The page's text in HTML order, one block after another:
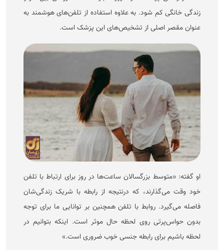
زندگی خانگی کم شود. به علاوه استفاده از تلفن‌های هوشمند به
عنوان مقصر اصلی از تشخیص‌های این پزشک است.
او گفته: «متوسط بزرگسالان ساعت‌ها در روز برای ارتباط با تلفن
خود وقت می‌گذارند، که درنتیجه از رابطه با شریک زندگی‌شان
فاصله می‌گیرد. روابط با تلفن همچنین بر توانایی ما برای توجه
بدون حواس‌پرتی روی لحظه حال موثر است. اینکه بتوانیم در
لحظه باشیم برای رابطه جنسی خوب ضروری است.»